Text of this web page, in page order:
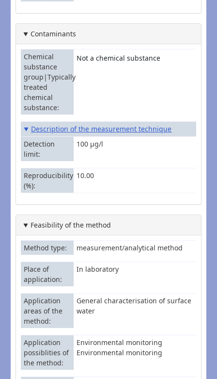
Contaminants
Chemical
substance
group|Typically
treated
chemical
substance
Not a chemical substance
Description of the measurement technique
Detection
limit
100 µg/l
Reproducibility
(%)
10.00
Feasibility of the method
Method type measurement/analytical method
Place of
application
In laboratory
Application
areas of the
method
General characterisation of surface
water
Application
possiblities of
the method
Environmental monitoring
Environmental monitoring